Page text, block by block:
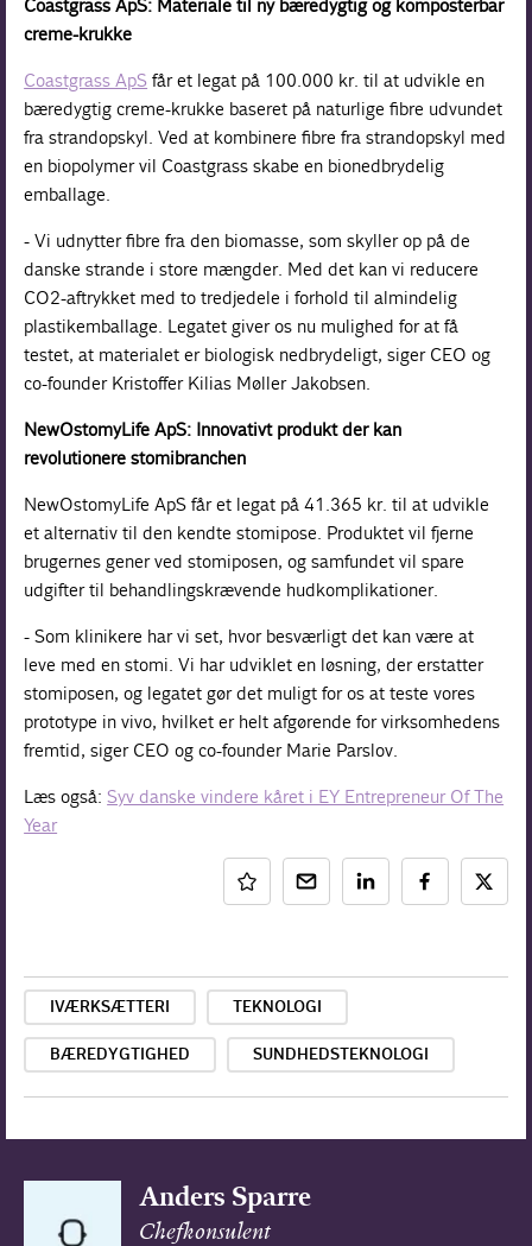
Coastgrass ApS: Materiale til ny bæredygtig og komposterbar
creme-krukke
Coastgrass ApS får et legat på 100.000 kr. til at udvikle en
bæredygtig creme-krukke baseret på naturlige fibre udvundet
fra strandopskyl. Ved at kombinere fibre fra strandopskyl med
en biopolymer vil Coastgrass skabe en bionedbrydelig
emballage.
- Vi udnytter fibre fra den biomasse, som skyller op på de
danske strande i store mængder. Med det kan vi reducere
CO2-aftrykket med to tredjedele i forhold til almindelig
plastikemballage. Legatet giver os nu mulighed for at få
testet, at materialet er biologisk nedbrydeligt, siger CEO og
co-founder Kristoffer Kilias Møller Jakobsen.
NewOstomyLife ApS: Innovativt produkt der kan
revolutionere stomibranchen
NewOstomyLife ApS får et legat på 41.365 kr. til at udvikle
et alternativ til den kendte stomipose. Produktet vil fjerne
brugernes gener ved stomiposen, og samfundet vil spare
udgifter til behandlingskrævende hudkomplikationer.
- Som klinikere har vi set, hvor besværligt det kan være at
leve med en stomi. Vi har udviklet en løsning, der erstatter
stomiposen, og legatet gør det muligt for os at teste vores
prototype in vivo, hvilket er helt afgørende for virksomhedens
fremtid, siger CEO og co-founder Marie Parslov.
Læs også:Syv danske vindere kåret i EY Entrepreneur Of The
Year
IVÆRKSÆTTERI TEKNOLOGI
BÆREDYGTIGHED SUNDHEDSTEKNOLOGI
Anders Sparre
Chefkonsulent